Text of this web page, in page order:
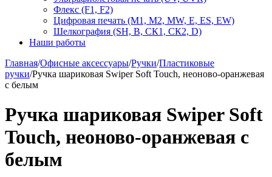
Флекс (F1, F2)
Цифровая печать (M1, M2, MW, E, ES, EW)
Шелкография (SH, В, СК1, СК2, D)
Наши работы
Главная/Офисные аксессуары/Ручки/Пластиковые
ручки/Ручка шариковая Swiper Soft Touch, неоново-оранжевая
с белым
Ручка шариковая Swiper Soft
Touch, неоново-оранжевая с
белым